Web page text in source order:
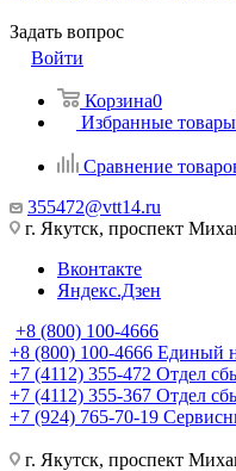
Задать вопрос
Войти
Корзина0
Избранные товары
Сравнение
355472@vtt14.ru
г. Якутск, проспект
Вконтакте
Яндекс.Дзен
+8 (800) 100-4666
+8 (800) 100-4666 Единый
+7 (4112) 355-472 Отдел
+7 (4112) 355-367 Отдел
+7 (924) 765-70-19
г. Якутск, проспект